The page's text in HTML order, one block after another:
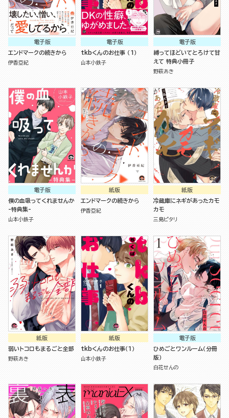
電子版
エンドマークの続きから
伊香亞紀
電子版
tkbくんのお仕事 （1）
山本小鉄子
電子版
縛ってほどいてとろけて甘
えて 特典小冊子
野萩あき
電子版
僕の血吸ってくれませんか
-特典集-
山本小鉄子
紙版
エンドマークの続きから
伊香亞紀
紙版
冷蔵庫にネギがあったカモ
カモ
三島ピタリ
紙版
弱いトコロもまるごと全部
野萩あき
紙版
tkbくんのお仕事（１）
山本小鉄子
電子版
ひめごとワンルーム（分冊
版）
白花せんの